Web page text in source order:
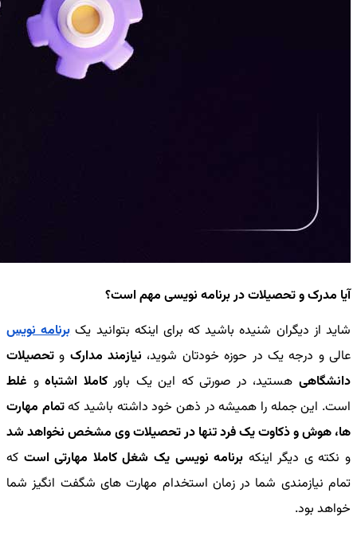
آیا مدرک و تحصیلات در برنامه نویسی مهم است؟
شاید از دیگران شنیده باشید که برای اینکه بتوانید یکبرنامه نویس
عالی و درجه یک در حوزه خودتان شوید، نیازمند مدارک و تحصیلات
دانشگاهی هستید، در صورتی که این یک باورکاملا اشتباهو غلط
است. این جمله را همیشه در ذهن خود داشته باشید کهتمام مهارت
ها، هوش و ذکاوت یک فرد تنها در تحصیلات وی مشخص نخواهد شد
و نکته ی دیگر اینکه برنامه نویسی یک شغل کاملا مهارتی است که
تمام نیازمندی شما در زمان استخدام مهارت های شگفت انگیز شما
خواهد بود.